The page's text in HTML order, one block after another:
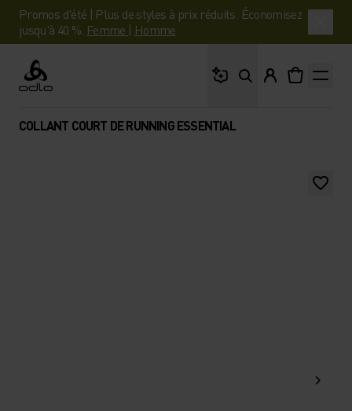
Promos d'été | Plus de styles à prix réduits. Économisez
jusqu'à 40 %. Femme | Homme
Odlo
COLLANT COURT DE RUNNING ESSENTIAL